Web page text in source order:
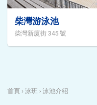
柴灣游泳池
柴灣新廈街 345 號
首頁 › 泳班 › 泳池介紹